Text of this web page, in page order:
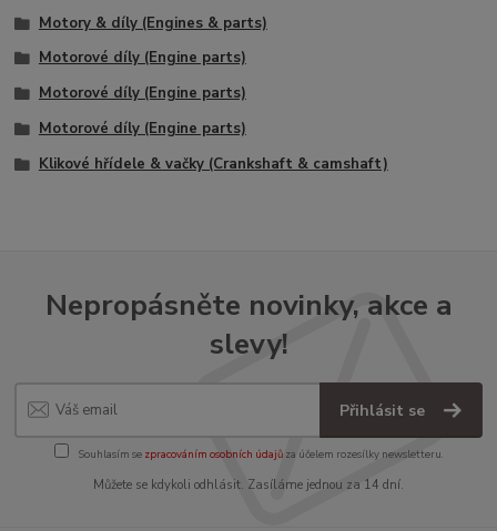
Motory & díly (Engines & parts)
Motorové díly (Engine parts)
Motorové díly (Engine parts)
Motorové díly (Engine parts)
Klikové hřídele & vačky (Crankshaft & camshaft)
Nepropásněte novinky, akce a
slevy!
Přihlásit se
Souhlasím se zpracováním osobních údajůza účelem rozesílky newsletteru.
Můžete se kdykoli odhlásit. Zasíláme jednou za 14 dní.